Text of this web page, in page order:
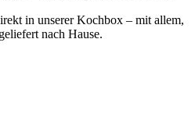
in unserer Kochbox – mit allem,
nach Hause.